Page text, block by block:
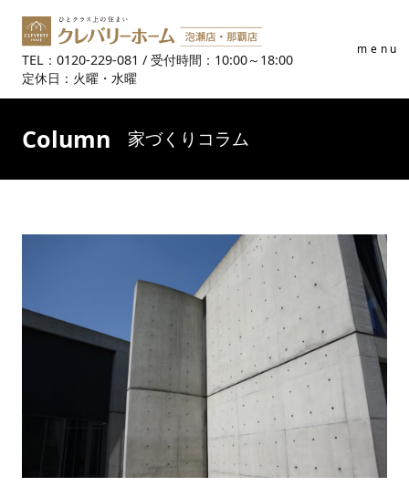
TEL：0120-229-081 / 受付時間：10:00～18:00
定休日：火曜・水曜
menu
Column 家づくりコラム